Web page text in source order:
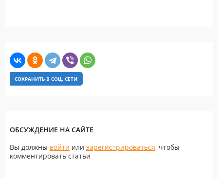
СОХРАНИТЬ В СОЦ. СЕТИ
ОБСУЖДЕНИЕ НА САЙТЕ
Вы должны войти или зарегистрироваться, чтобы
комментировать статьи